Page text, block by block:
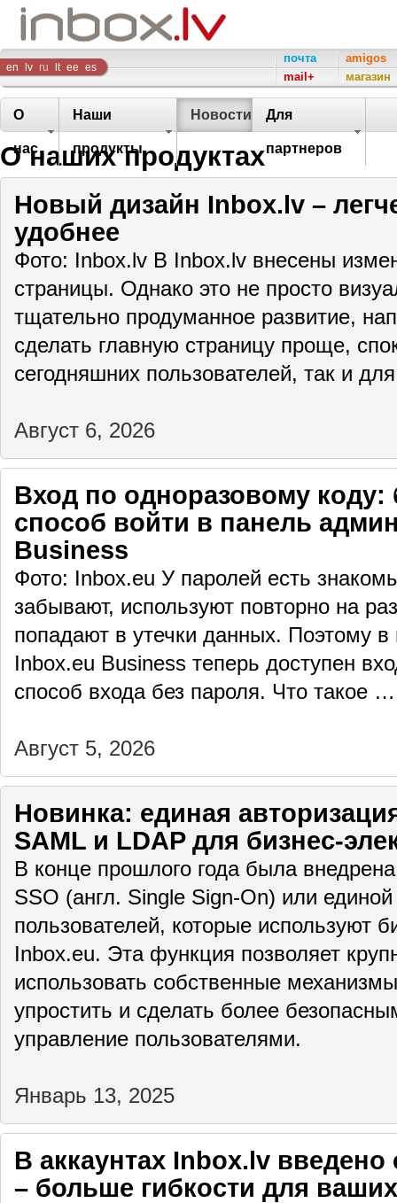
Inbox
Company
en lv ru lt ee es
почта
mail+
amigos
магазин
О
нас
Наши
продукты
Новости Для
партнеров
О наших продуктах
Новый дизайн Inbox.lv –
удобнее
Фото: Inbox.lv В Inbox.lv внесены
страницы. Однако это не просто
тщательно продуманное развитие,
сделать главную страницу проще,
сегодняшних пользователей, так и
Август 6, 2026
Вход по одноразовому коду:
способ войти в панель
Business
Фото: Inbox.eu У паролей есть
забывают, используют повторно на
попадают в утечки данных. Поэтому в
Inbox.eu Business теперь доступен
способ входа без пароля. Что такое
Август 5, 2026
Новинка: единая
SAML и LDAP для бизнес-
В конце прошлого года была
SSO (англ. Single Sign-On) или
пользователей, которые используют
Inbox.eu. Эта функция позволяет
использовать собственные
упростить и сделать более
управление пользователями.
Январь 13, 2025
В аккаунтах Inbox.lv
– больше гибкости для